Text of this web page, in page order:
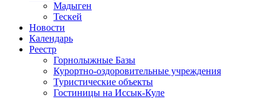
Мадыген
Тескей
Новости
Календарь
Реестр
Горнолыжные Базы
Курортно-оздоровительные учреждения
Туристические объекты
Гостиницы на Иссык-Куле